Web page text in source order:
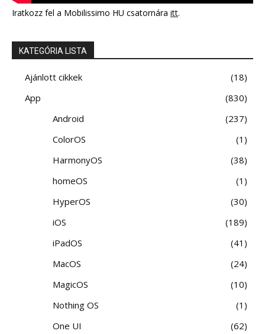
Iratkozz fel a Mobilissimo HU csatornára itt.
KATEGÓRIA LISTA
Ajánlott cikkek
18
App
830
Android
237
ColorOS
1
HarmonyOS
38
homeOS
1
HyperOS
30
iOS
189
iPadOS
41
MacOS
24
MagicOS
10
Nothing OS
1
One UI
62